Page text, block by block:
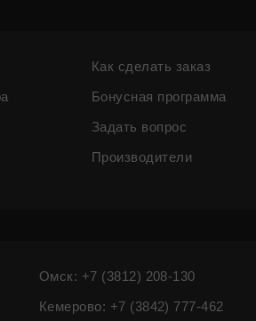
Как сделать заказ
Бонусная программа
Задать вопрос
Производители
Омск: +7 (3812) 208-130
Кемерово: +7 (3842) 777-462